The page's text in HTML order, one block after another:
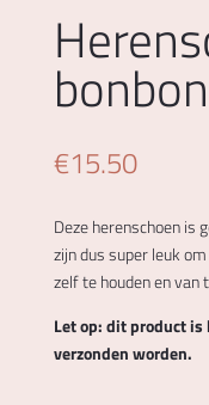
€15.50
Deze herenschoen is
zijn dus super leuk
zelf te houden en van
Let op: dit product is
verzonden worden.